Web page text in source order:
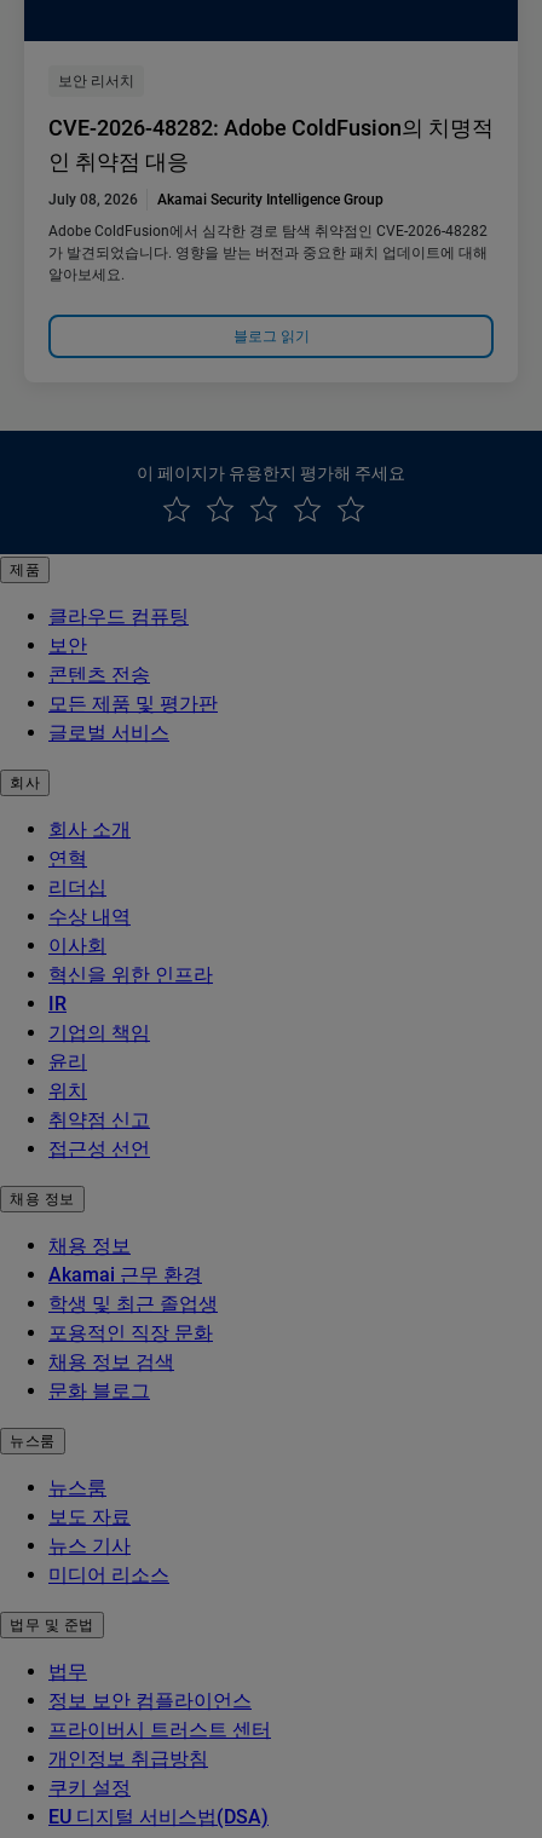
보안 리서치
CVE-2026-48282: Adobe ColdFusion의 치명적
인 취약점 대응
July 08, 2026
Akamai Security Intelligence Group
Adobe ColdFusion에서 심각한 경로 탐색 취약점인 CVE-2026-48282
가 발견되었습니다. 영향을 받는 버전과 중요한 패치 업데이트에 대해
알아보세요.
블로그 읽기
이 페이지가 유용한지 평가해 주세요
제품
클라우드 컴퓨팅
보안
콘텐츠 전송
모든 제품 및 평가판
글로벌 서비스
회사
회사 소개
연혁
리더십
수상 내역
이사회
혁신을 위한 인프라
IR
기업의 책임
윤리
위치
취약점 신고
접근성 선언
채용 정보
채용 정보
Akamai 근무 환경
학생 및 최근 졸업생
포용적인 직장 문화
채용 정보 검색
문화 블로그
뉴스룸
뉴스룸
보도 자료
뉴스 기사
미디어 리소스
법무 및 준법
법무
정보 보안 컴플라이언스
프라이버시 트러스트 센터
개인정보 취급방침
쿠키 설정
EU 디지털 서비스법(DSA)